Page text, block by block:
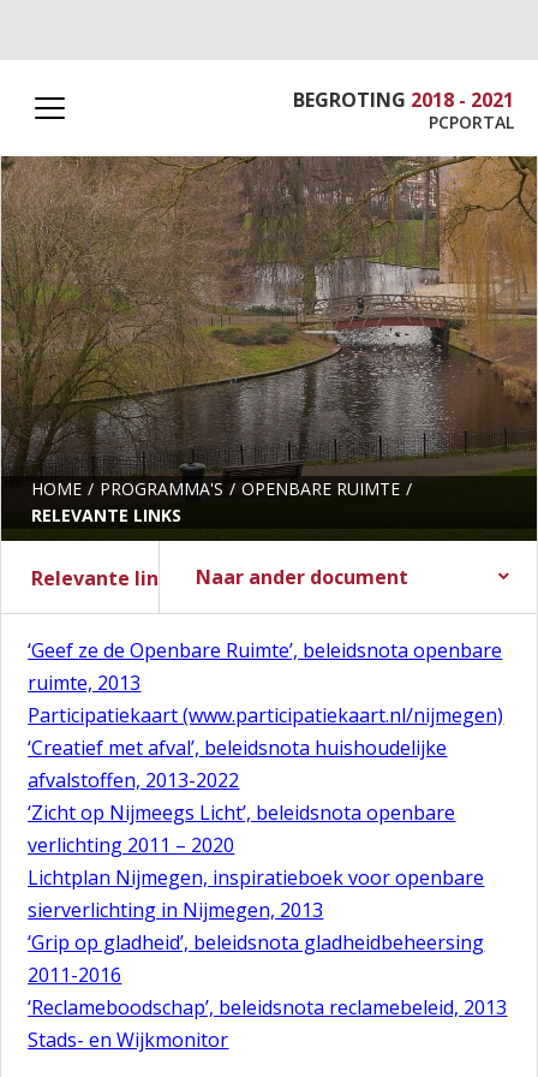
BEGROTING 2018 - 2021
PCPORTAL
HOME PROGRAMMA'S
OPENBARE RUIMTE
RELEVANTE LINKS
Naar ander document
Stadsbegroting 2017
Zomernota 2017
Slotwijziging 2016
Stadsrekening 2016
Stads- en Wijkmonitor
Relevante links
‘Geef ze de Openbare Ruimte’, beleidsnota openbare
ruimte, 2013
Participatiekaart (www.participatiekaart.nl/nijmegen)
‘Creatief met afval’, beleidsnota huishoudelijke
afvalstoffen, 2013-2022
‘Zicht op Nijmeegs Licht’, beleidsnota openbare
verlichting 2011 – 2020
Lichtplan Nijmegen, inspiratieboek voor openbare
sierverlichting in Nijmegen, 2013
‘Grip op gladheid’, beleidsnota gladheidbeheersing
2011-2016
‘Reclameboodschap’, beleidsnota reclamebeleid, 2013
Stads- en Wijkmonitor